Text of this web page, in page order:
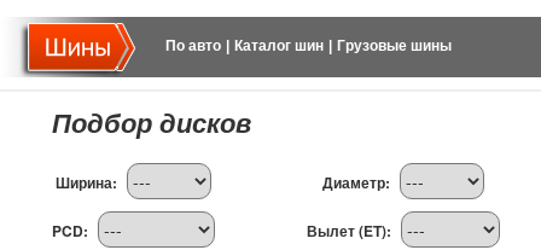
По авто Каталог шин Грузовые шины
Подбор дисков
Ширина: Диаметр:
PCD: Вылет (ET):